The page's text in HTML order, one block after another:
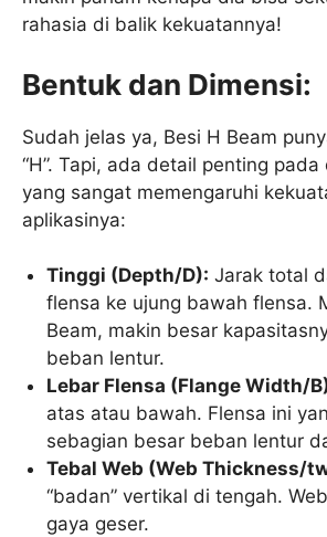
rahasia di balik kekuatannya!
Bentuk dan Dimensi:
Sudah jelas ya, Besi H Beam
“H”. Tapi, ada detail penting pada
yang sangat memengaruhi
aplikasinya:
Tinggi (Depth/D): Jarak total
flensa ke ujung bawah flensa.
Beam, makin besar
beban lentur.
Lebar Flensa (Flange Width/
atas atau bawah. Flensa ini
sebagian besar beban lentur
Tebal Web (Web Thickness/
“badan” vertikal di tengah.
gaya geser.